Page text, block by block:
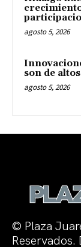
agosto 5, 2026
son de
agosto 5, 2026
© Plaza